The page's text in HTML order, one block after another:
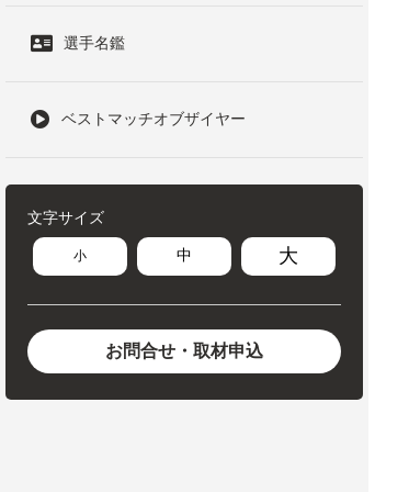
選手名鑑
ベストマッチオブザイヤー
文字サイズ
小 中 大
お問合せ・取材申込